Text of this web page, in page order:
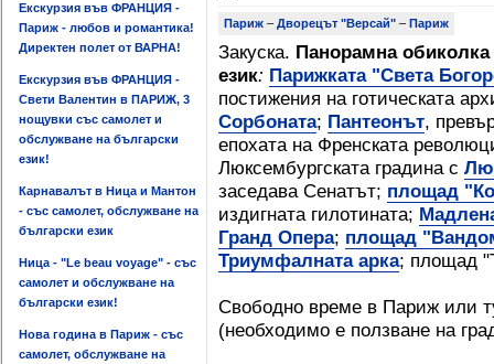
Екскурзия във ФРАНЦИЯ -
Париж - любов и романтика!
Директен полет от ВАРНА!
Екскурзия във ФРАНЦИЯ -
Свети Валентин в ПАРИЖ, 3
нощувки със самолет и
обслужване на български
език!
Карнавалът в Ница и Мантон
- със самолет, обслужване на
български език
Ница - "Le beau voyage" - със
самолет и обслужване на
български език!
Нова година в Париж - със
самолет, обслужване на
Париж – Дворецът "Версай" – Париж
Закуска. Панорамна обиколка
език: Парижката "Света
постижения на готическата
Сорбоната; Пантеонът,
епохата на Френската
Люксембургската градина с
заседава Сенатът; площад
издигната гилотината;
Гранд Опера; площад
Триумфалната арка; площад
Свободно време в Париж или
(необходимо е ползване на